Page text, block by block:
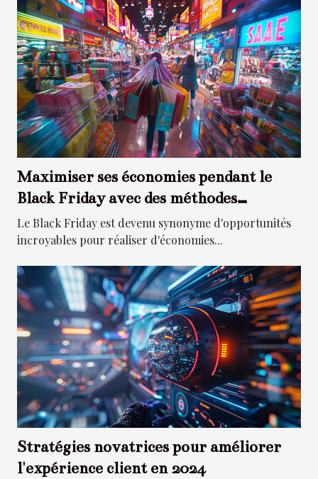
Maximiser ses économies pendant le
Black Friday avec des méthodes
éprouvées
Le Black Friday est devenu synonyme d'opportunités
incroyables pour réaliser d'économies...
Stratégies novatrices pour améliorer
l'expérience client en 2024